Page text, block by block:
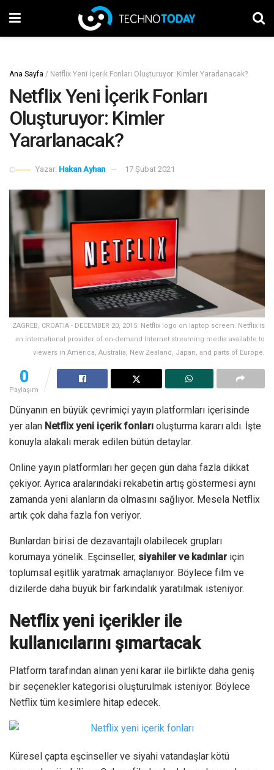
Ana Sayfa / Netflix Yeni İçerik Fonları Oluşturuyor: Kimler Yararlanacak?
Netflix Yeni İçerik Fonları
Oluşturuyor: Kimler
Yararlanacak?
Yazar: Hakan Ayhan 17 Şubat 2021
ZAGREB, CROATIA - DECEMBER 20, 2015: Netflix logo on laptop screen. Netflix is
an international provider of on-demand Internet streaming media available to
viewers in America, Australia, New Zealand, Japan, and parts of Europe.
0
Paylaşım
Dünyanın en büyük çevrimiçi yayın platformları içerisinde
yer alan Netflix yeni içerik fonları oluşturma kararı aldı. İşte
konuyla alakalı merak edilen bütün detaylar.
Online yayın platformları her geçen gün daha fazla dikkat
çekiyor. Ayrıca aralarındaki rekabetin artış göstermesi aynı
zamanda yeni alanların da olmasını sağlıyor. Mesela Netflix
artık çok daha fazla fon veriyor.
Bunlardan birisi de dezavantajlı olabilecek grupları
korumaya yönelik. Eşcinseller, siyahiler ve kadınlariçin
toplumsal eşitlik yaratmak amaçlanıyor. Böylece film ve
dizilerde daha büyük bir farkındalık yaratılmak isteniyor.
Netflix yeni içerikler ile
kullanıcılarını şımartacak
Platform tarafından alınan yeni karar ile birlikte daha geniş
bir seçenekler kategorisi oluşturulmak isteniyor. Böylece
Netflix tüm kesimlere hitap edecek.
Küresel çapta eşcinseller ve siyahi vatandaşlar kötü